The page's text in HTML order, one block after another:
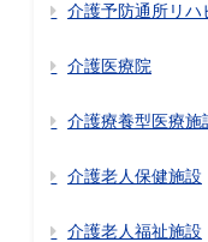
介護予防通所リハ
介護医療院
介護療養型医療施
介護老人保健施設
介護老人福祉施設